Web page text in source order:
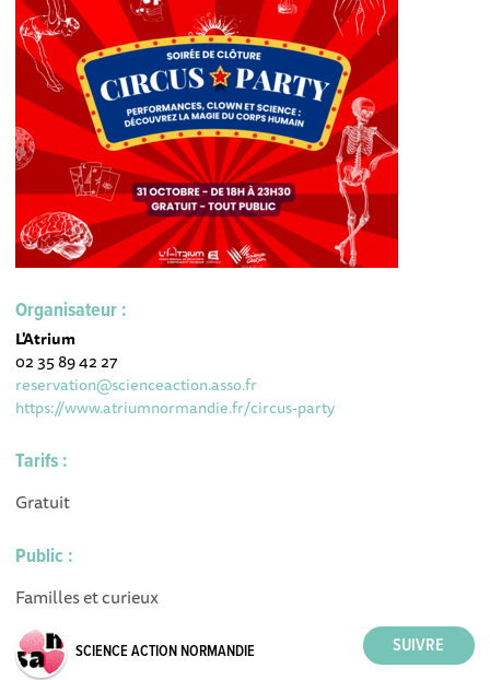
Organisateur :
L'Atrium
02 35 89 42 27
reservation@scienceaction.asso.fr
https://www.atriumnormandie.fr/circus-party
Tarifs :
Gratuit
Public :
Familles et curieux
SCIENCE ACTION NORMANDIE